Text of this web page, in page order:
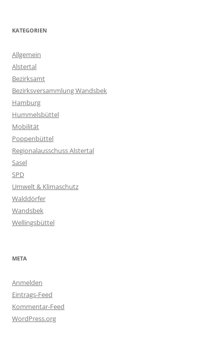
KATEGORIEN
Allgemein
Alstertal
Bezirksamt
Bezirksversammlung Wandsbek
Hamburg
Hummelsbüttel
Mobilität
Poppenbüttel
Regionalausschuss Alstertal
Sasel
SPD
Umwelt & Klimaschutz
Walddörfer
Wandsbek
Wellingsbüttel
META
Anmelden
Eintrags-Feed
Kommentar-Feed
WordPress.org